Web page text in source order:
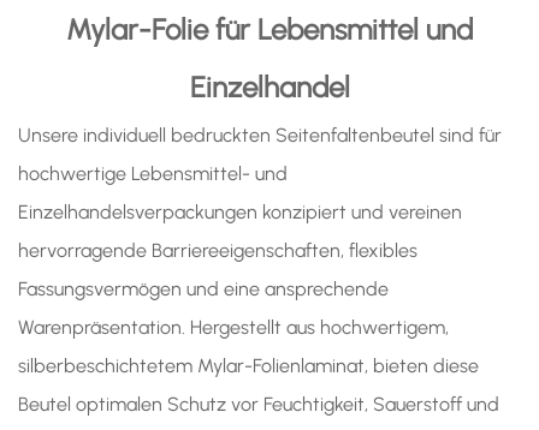
Mylar-Folie für Lebensmittel und
Einzelhandel
Unsere individuell bedruckten Seitenfaltenbeutel sind für
hochwertige Lebensmittel- und
Einzelhandelsverpackungen konzipiert und vereinen
hervorragende Barriereeigenschaften, flexibles
Fassungsvermögen und eine ansprechende
Warenpräsentation. Hergestellt aus hochwertigem,
silberbeschichtetem Mylar-Folienlaminat, bieten diese
Beutel optimalen Schutz vor Feuchtigkeit, Sauerstoff und